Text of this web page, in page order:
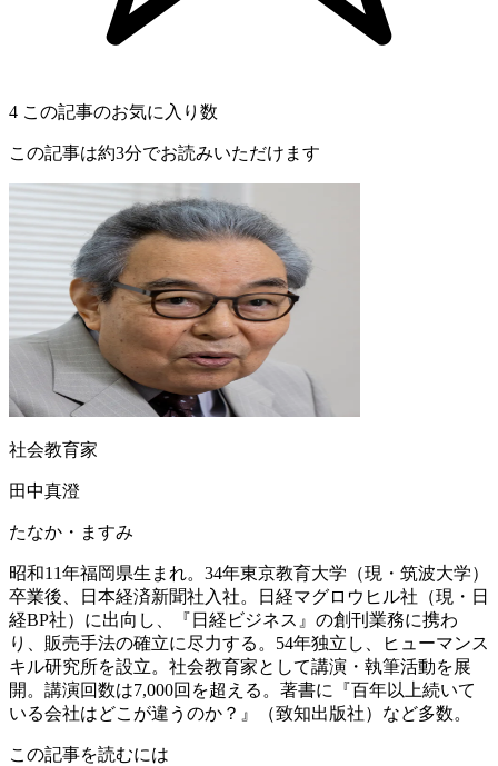
4 この記事のお気に入り数
この記事は約3分でお読みいただけます
社会教育家
田中真澄
たなか・ますみ
昭和11年福岡県生まれ。34年東京教育大学（現・筑波大学）
卒業後、日本経済新聞社入社。日経マグロウヒル社（現・日
経BP社）に出向し、『日経ビジネス』の創刊業務に携わ
り、販売手法の確立に尽力する。54年独立し、ヒューマンス
キル研究所を設立。社会教育家として講演・執筆活動を展
開。講演回数は7,000回を超える。著書に『百年以上続いて
いる会社はどこが違うのか？』（致知出版社）など多数。
この記事を読むには